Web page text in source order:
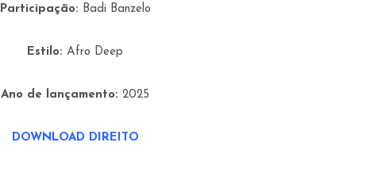
Participação: Badi Banzelo
Estilo: Afro Deep
Ano de lançamento: 2025
DOWNLOAD DIREITO